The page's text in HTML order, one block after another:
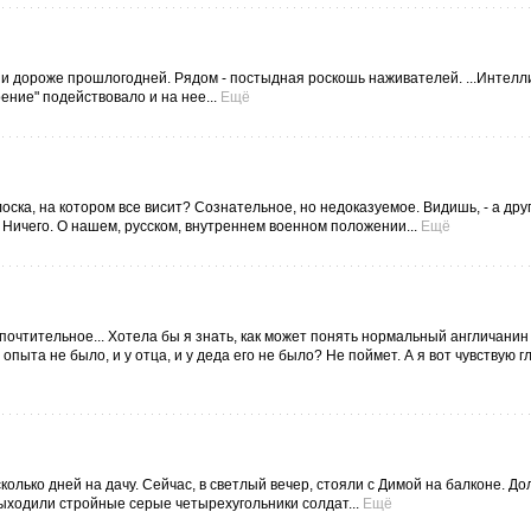
прошлогодней. Рядом - постыдная роскошь наживателей.
подействовало и на нее... Ещё
на котором все висит? Сознательное, но недоказуемое. Видишь, - а
О нашем, русском, внутреннем военном положении... Ещё
Хотела бы я знать, как может понять нормальный англичанин
не было, и у отца, и у деда его не было? Не поймет. А я вот чувствую
дней на дачу. Сейчас, в светлый вечер, стояли с Димой на балконе.
стройные серые четырехугольники солдат... Ещё